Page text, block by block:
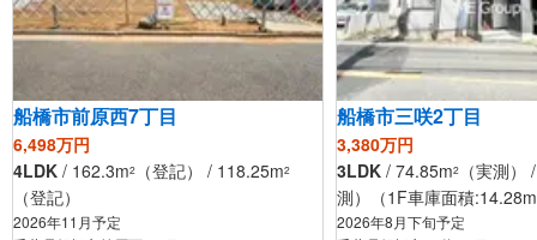
船橋市前原西7丁目
6,498万円
4LDK / 162.3m2 （登記） / 118.25m2
（登記）
2026年11月予定
船橋市三咲2丁目
3,380万円
3LDK / 74.85m2
（実測
測）（1F車庫面積:14.28m
2026年8月下旬予定